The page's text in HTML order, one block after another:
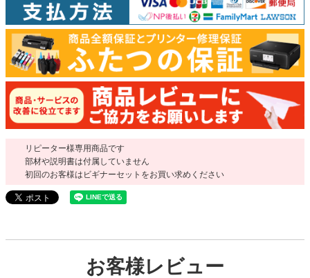
会員専用商品
説明書ダウンロード
リピーター様専用商品です
部材や説明書は付属していません
初回のお客様はビギナーセットをお買い求めください
お客様レビュー